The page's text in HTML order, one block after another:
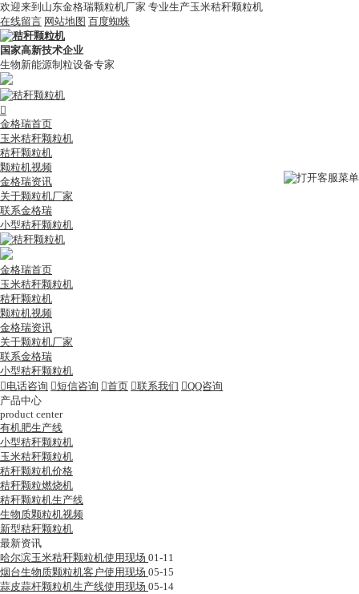
欢迎来到山东金格瑞颗粒机厂家 专业生产玉米秸秆颗粒机
在线留言 网站地图 百度蜘蛛
国家高新技术企业
生物新能源制粒设备专家

金格瑞首页
玉米秸秆颗粒机
秸秆颗粒机
颗粒机视频
金格瑞资讯
关于颗粒机厂家
联系金格瑞
小型秸秆颗粒机
金格瑞首页
玉米秸秆颗粒机
秸秆颗粒机
颗粒机视频
金格瑞资讯
关于颗粒机厂家
联系金格瑞
小型秸秆颗粒机
 电话咨询 短信咨询 首页 联系我们 QQ咨询
产品中心
product center
有机肥生产线
小型秸秆颗粒机
玉米秸秆颗粒机
秸秆颗粒机价格
秸秆颗粒燃烧机
秸秆颗粒机生产线
生物质颗粒机视频
新型秸秆颗粒机
最新资讯
哈尔滨玉米秸秆颗粒机使用现场 01-11
烟台生物质颗粒机客户使用现场 05-15
蒜皮蒜杆颗粒机生产线使用现场 05-14